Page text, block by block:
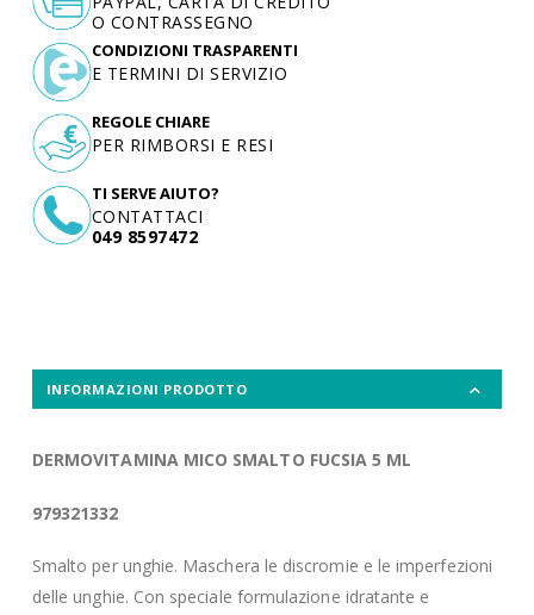
TI SERVE AIUTO?
CONTATTACI
049 8597472
O CONTRASSEGNO
CONDIZIONI TRASPARENTI
E TERMINI DI SERVIZIO
REGOLE CHIARE
PER RIMBORSI E RESI
INFORMAZIONI PRODOTTO
DERMOVITAMINA MICO SMALTO FUCSIA 5 ML
979321332
Smalto per unghie. Maschera le discromie e le imperfezioni
delle unghie. Con speciale formulazione idratante e